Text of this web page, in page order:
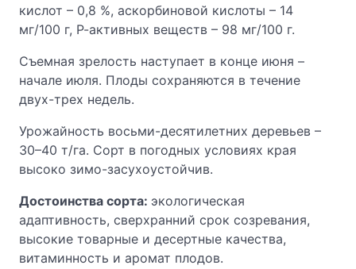
кислот – 0,8 %, аскорбиновой кислоты – 14
мг/100 г, Р-активных веществ – 98 мг/100 г.
Съемная зрелость наступает в конце июня –
начале июля. Плоды сохраняются в течение
двух-трех недель.
Урожайность восьми-десятилетних деревьев –
30–40 т/га. Сорт в погодных условиях края
высоко зимо-засухоустойчив.
Достоинства сорта: экологическая
адаптивность, сверхранний срок созревания,
высокие товарные и десертные качества,
витаминность и аромат плодов.